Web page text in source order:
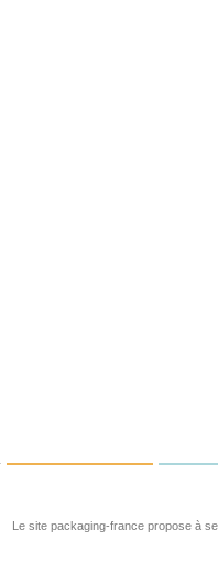
Le site packaging-france propose à